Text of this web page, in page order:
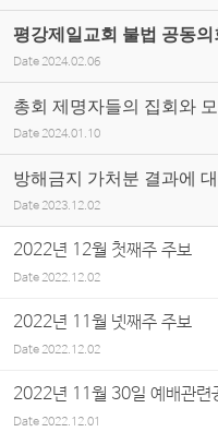
평강제일교회 불법 공동
Date 2024.02.06
총회 제명자들의 집회와
Date 2024.01.10
방해금지 가처분 결과에
Date 2023.12.02
2022년 12월 첫째주 주보
Date2022.12.02
2022년 11월 넷째주 주보
Date2022.12.02
2022년 11월 30일 예배관련
Date2022.12.01